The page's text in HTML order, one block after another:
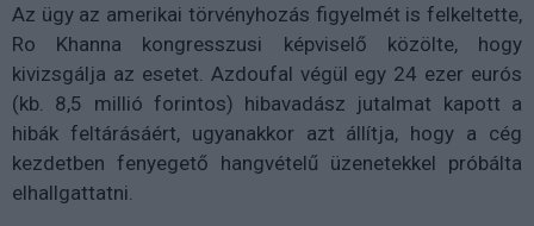
Az ügy az amerikai törvényhozás figyelmét is felkeltette,
Ro Khanna kongresszusi képviselő közölte, hogy
kivizsgálja az esetet. Azdoufal végül egy 24 ezer eurós
(kb. 8,5 millió forintos) hibavadász jutalmat kapott a
hibák feltárásáért, ugyanakkor azt állítja, hogy a cég
kezdetben fenyegető hangvételű üzenetekkel próbálta
elhallgattatni.